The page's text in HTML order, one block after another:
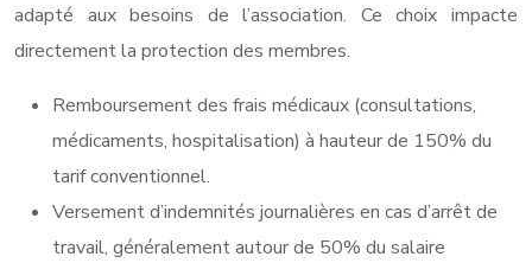
adapté aux besoins de l’association. Ce choix impacte
directement la protection des membres.
Remboursement des frais médicaux (consultations,
médicaments, hospitalisation) à hauteur de 150% du
tarif conventionnel.
Versement d’indemnités journalières en cas d’arrêt de
travail, généralement autour de 50% du salaire